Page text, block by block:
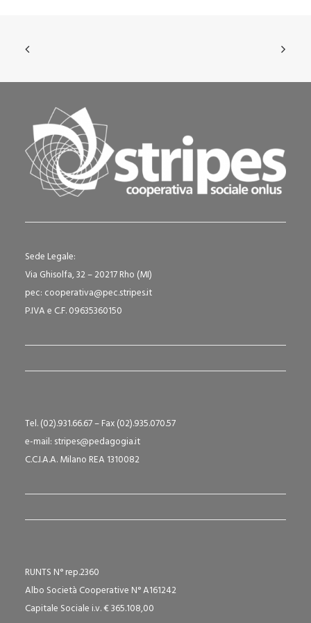
Sede Legale:
Via Ghisolfa, 32 – 20217 Rho (MI)
pec: cooperativa@pec.stripes.it
P.IVA e C.F. 09635360150
Tel. (02).931.66.67 – Fax (02).935.070.57
e-mail: stripes@pedagogia.it
C.C.I.A.A. Milano REA 1310082
RUNTS N° rep.2360
Albo Società Cooperative N° A161242
Capitale Sociale i.v. € 365.108,00